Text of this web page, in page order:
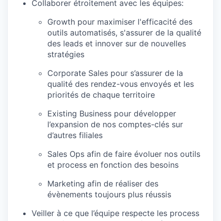
Collaborer étroitement avec les équipes:
Growth pour maximiser l'efficacité des
outils automatisés, s'assurer de la qualité
des leads et innover sur de nouvelles
stratégies
Corporate Sales pour s’assurer de la
qualité des rendez-vous envoyés et les
priorités de chaque territoire
Existing Business pour développer
l’expansion de nos comptes-clés sur
d’autres filiales
Sales Ops afin de faire évoluer nos outils
et process en fonction des besoins
Marketing afin de réaliser des
évènements toujours plus réussis
Veiller à ce que l’équipe respecte les process